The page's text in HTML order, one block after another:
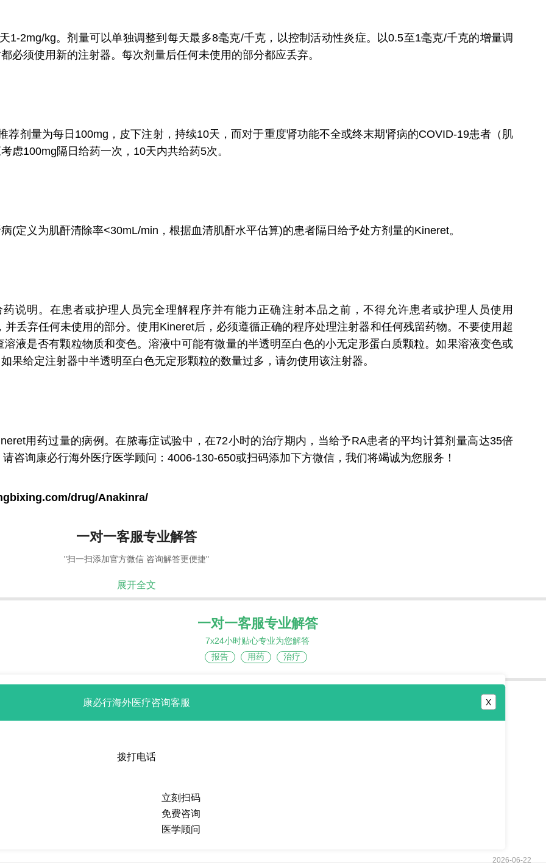
2mg/kg。剂量可以单独调整到每天最多8毫克/千克，以控制活动性炎症。以0.5至1毫克/千克的增量调
必须使用新的注射器。每次剂量后任何未使用的部分都应丢弃。
剂量为每日100mg，皮下注射，持续10天，而对于重度肾功能不全或终末期肾病的COVID-19患者（肌
虑100mg隔日给药一次，10天内共给药5次。
义为肌酐清除率<30mL/min，根据血清肌酐水平估算)的患者隔日给予处方剂量的Kineret。
明。在患者或护理人员完全理解程序并有能力正确注射本品之前，不得允许患者或护理人员使用
丢弃任何未使用的部分。使用Kineret后，必须遵循正确的程序处理注射器和任何残留药物。不要使用超
液是否有颗粒物质和变色。溶液中可能有微量的半透明至白色的小无定形蛋白质颗粒。如果溶液变色或
果给定注射器中半透明至白色无定形颗粒的数量过多，请勿使用该注射器。
用药过量的病例。在脓毒症试验中，在72小时的治疗期内，当给予RA患者的平均计算剂量高达35倍
咨询康必行海外医疗医学顾问：4006-130-650或扫码添加下方微信，我们将竭诚为您服务！
drug/Anakinra/
一对一客服专业解答
"扫一扫添加官方微信 咨询解答更便捷"
展开全文
一对一客服专业解答
7x24小时贴心专业为您解答
报告
用药 治疗
2026-06-22
康必行海外医疗咨询客服 X
拨打电话
立刻扫码
免费咨询
医学顾问